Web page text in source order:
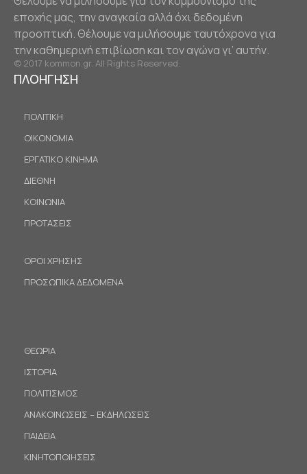
εποχής μας, την αναγκαία αλλά όχι δεδομένη
προοπτική. Θέλουμε να μιλήσουμε ταυτόχρονα για
την καθημερινή επιβίωση και τον αγώνα γι’ αυτήν.
© 2017 kommon.gr. All Rights Reserved.
ΠΛΟΗΓΗΣΗ
ΠΟΛΙΤΙΚΗ
ΟΙΚΟΝΟΜΙΑ
ΕΡΓΑΤΙΚΟ ΚΙΝΗΜΑ
ΔΙΕΘΝΗ
ΚΟΙΝΩΝΙΑ
ΠΡΟΤΑΣΕΙΣ
ΟΡΟΙ ΧΡΗΣΗΣ
ΠΡΟΣΩΠΙΚΑ ΔΕΔΟΜΕΝΑ
ΘΕΩΡΙΑ
ΙΣΤΟΡΙΑ
ΠΟΛΙΤΙΣΜΟΣ
ΑΝΑΚΟΙΝΩΣΕΙΣ – ΕΚΔΗΛΩΣΕΙΣ
ΠΑΙΔΕΙΑ
ΚΙΝΗΤΟΠΟΙΗΣΕΙΣ